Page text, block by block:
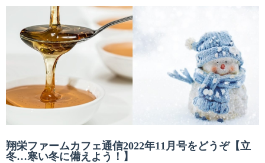
翔栄ファームカフェ通信2022年11月号をどうぞ【立
冬…寒い冬に備えよう！】